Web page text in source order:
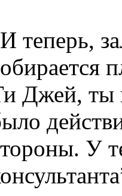
теперь,
Джей, ты
У